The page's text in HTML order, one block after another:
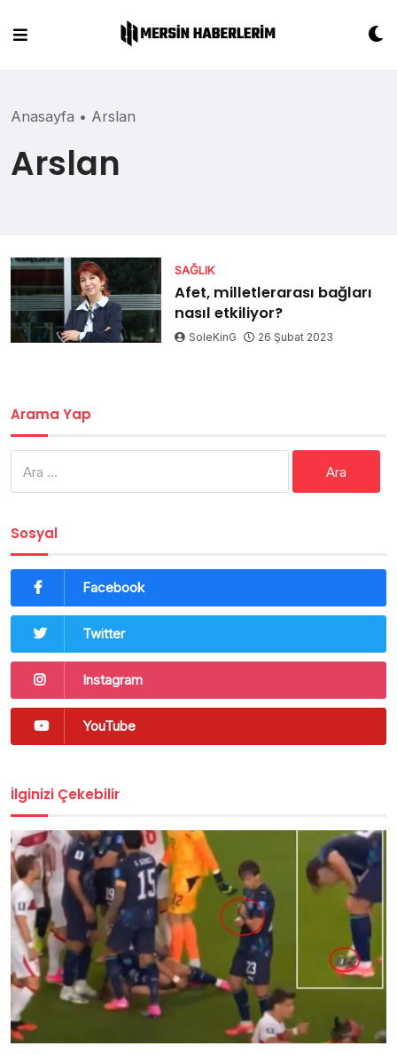
content
Anasayfa • Arslan
Arslan
SAĞLIK
Afet, milletlerarası bağları
nasıl etkiliyor?
SoleKinG 26 Şubat 2023
Arama Yap
Sosyal
Facebook
Twitter
Instagram
YouTube
İlginizi Çekebilir